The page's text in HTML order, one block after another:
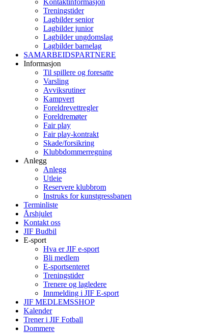
Kontaktinformasjon
Treningstider
Lagbilder senior
Lagbilder junior
Lagbilder ungdomslag
Lagbilder barnelag
SAMARBEIDSPARTNERE
Informasjon
Til spillere og foresatte
Varsling
Avviksrutiner
Kampvert
Foreldrevettregler
Foreldremøter
Fair play
Fair play-kontrakt
Skade/forsikring
Klubbdommerregning
Anlegg
Anlegg
Utleie
Reservere klubbrom
Instruks for kunstgressbanen
Terminliste
Årshjulet
Kontakt oss
JIF Budbil
E-sport
Hva er JIF e-sport
Bli medlem
E-sportsenteret
Treningstider
Trenere og lagledere
Innmelding i JIF E-sport
JIF MEDLEMSSHOP
Kalender
Trener i JIF Fotball
Dommere